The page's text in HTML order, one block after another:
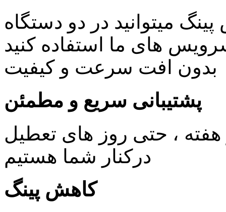
میتوانید در دو دستگاه
های ما استفاده کنید
بدون افت سرعت و کیفیت
پشتیبانی سریع و مطمئن
24 ساعته در 7 روز هفته ، حتی روز های تعطیل
درکنار شما هستیم
کاهش پینگ